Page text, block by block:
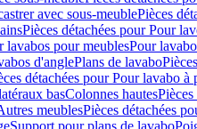
avec sous-meublePièces
Pièces détachées pour Pour
lavabos pour meublesPour
d'anglePlans de lavabo
détachées pour Pour lavabo à
basColonnes hautes
meublesPièces détachées
Support pour plans de lavabo